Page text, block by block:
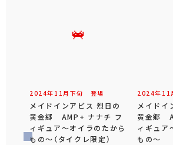
2024年 11 月 下旬 登場
メイドインアビス 烈日の
黄金郷 AMP+ ナナチ フ
ィギュア～オイラのたから
もの～（タイクレ限定）
2024年 11
メイドイ
黄金郷
ィギュア
もの～